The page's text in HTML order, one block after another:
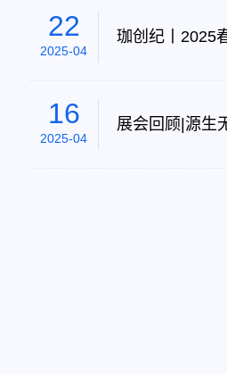
22
2025-04
珈创纪丨2025
16
2025-04
展会回顾|源生